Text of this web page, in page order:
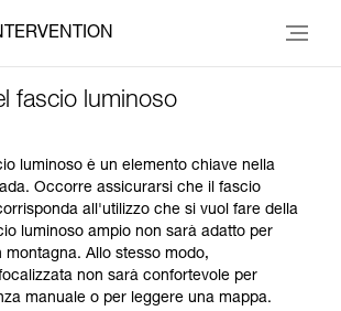
fascio luminoso
luminoso è un elemento chiave nella
Occorre assicurarsi che il fascio
all'utilizzo che si vuol fare della
luminoso ampio non sarà adatto per
montagna. Allo stesso modo,
non sarà confortevole per
manuale o per leggere una mappa.